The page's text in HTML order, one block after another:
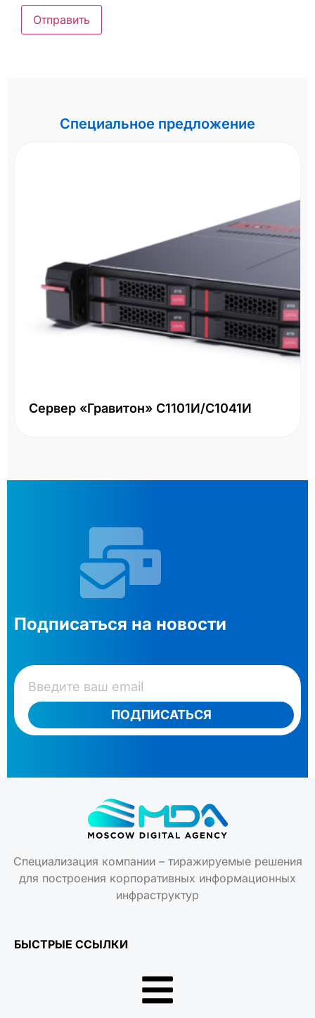
Специальное предложение
Сервер «Гравитон» С1101И/С1041И
Подписаться на новости
ПОДПИСАТЬСЯ
Специализация компании – тиражируемые решения
для построения корпоративных информационных
инфраструктур
БЫСТРЫЕ ССЫЛКИ